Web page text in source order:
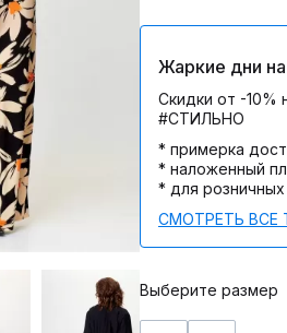
Жаркие дни
Скидки от -10%
#СТИЛЬНО
* примерка
* наложенный
* для розничных
СМОТРЕТЬ ВСЕ
Выберите размер